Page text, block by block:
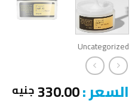
Uncategorized
السعر :330.00 جنيه